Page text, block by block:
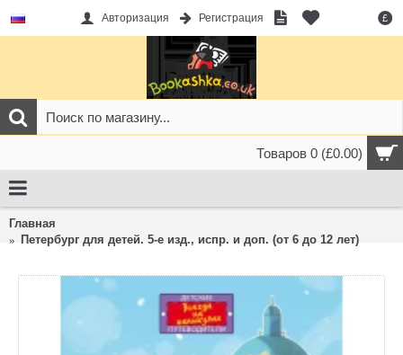
£
Авторизация Регистрация
Товаров 0 (£0.00)
Главная
Петербург для детей. 5-е изд., испр. и доп. (от 6 до 12 лет)